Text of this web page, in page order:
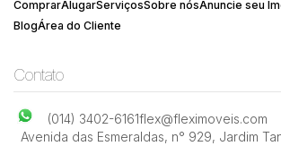
ComprarAlugarServiçosSobre nósAnuncie seu
BlogÁrea do Cliente
Contato
(014) 3402-6161flex@fleximoveis.com
Avenida das Esmeraldas, n° 929, Jardim